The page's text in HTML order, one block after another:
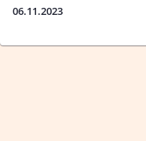
06.11.2023